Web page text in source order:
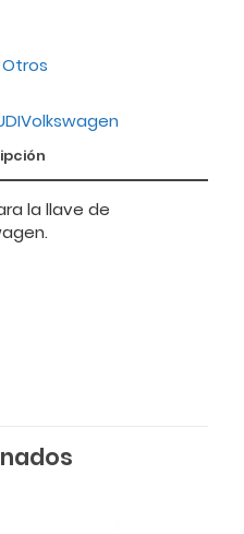
Otros
Volkswagen
la llave de